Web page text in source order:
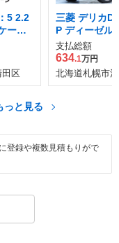
5 2.2
ージ
ボ 4
田区
三菱 デリカD
P ディーゼル
4WD
支払総額
634.1万円
北海道札幌市
っと見る
登録や複数見積もりがで